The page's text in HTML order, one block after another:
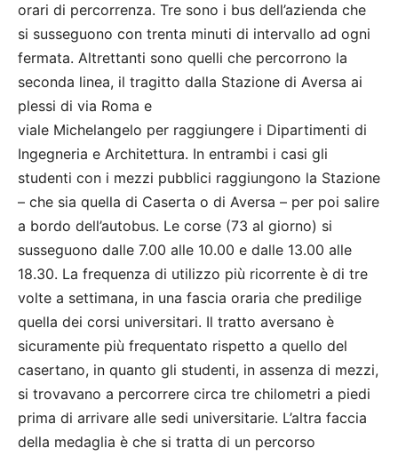
orari di percorrenza. Tre sono i bus dell’azienda che
si susseguono con trenta minuti di intervallo ad ogni
fermata. Altrettanti sono quelli che percorrono la
seconda linea, il tragitto dalla Stazione di Aversa ai
plessi di via Roma e
viale Michelangelo per raggiungere i Dipartimenti di
Ingegneria e Architettura. In entrambi i casi gli
studenti con i mezzi pubblici raggiungono la Stazione
– che sia quella di Caserta o di Aversa – per poi salire
a bordo dell’autobus. Le corse (73 al giorno) si
susseguono dalle 7.00 alle 10.00 e dalle 13.00 alle
18.30. La frequenza di utilizzo più ricorrente è di tre
volte a settimana, in una fascia oraria che predilige
quella dei corsi universitari. Il tratto aversano è
sicuramente più frequentato rispetto a quello del
casertano, in quanto gli studenti, in assenza di mezzi,
si trovavano a percorrere circa tre chilometri a piedi
prima di arrivare alle sedi universitarie. L’altra faccia
della medaglia è che si tratta di un percorso